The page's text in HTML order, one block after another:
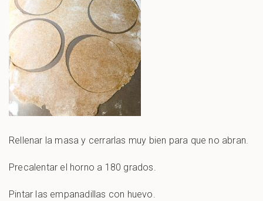
Rellenar la masa y cerrarlas muy bien para que no abran.
Precalentar el horno a 180 grados.
Pintar las empanadillas con huevo.